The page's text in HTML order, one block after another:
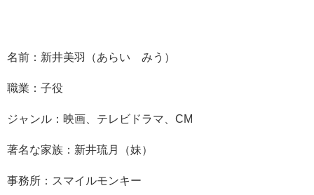
名前：新井美羽（あらい みう）
職業：子役
ジャンル：映画、テレビドラマ、CM
著名な家族：新井琉月（妹）
事務所：スマイルモンキー